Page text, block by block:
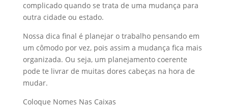
complicado quando se trata de uma mudança para
outra cidade ou estado.
Nossa dica final é planejar o trabalho pensando em
um cômodo por vez, pois assim a mudança fica mais
organizada. Ou seja, um planejamento coerente
pode te livrar de muitas dores cabeças na hora de
mudar.
Coloque Nomes Nas Caixas